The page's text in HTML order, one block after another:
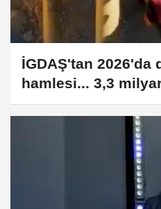
İGDAŞ'tan 2026'da
hamlesi... 3,3
yatırım